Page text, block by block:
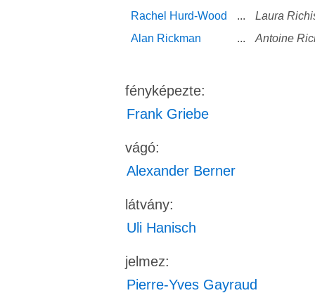
Rachel Hurd-Wood
...
Laura
Alan Rickman
... Antoine
fényképezte:
Frank Griebe
vágó:
Alexander Berner
látvány:
Uli Hanisch
jelmez:
Pierre-Yves Gayraud